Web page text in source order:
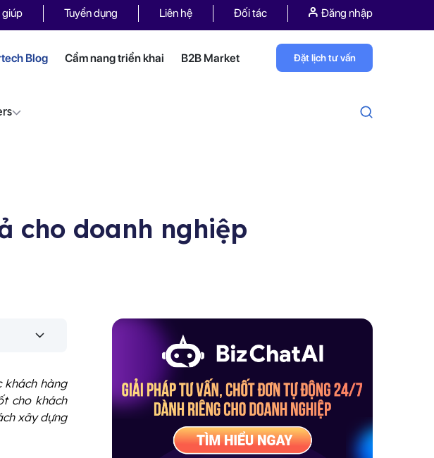
giúp Tuyển dụng Liên hệ Đối tác Đăng nhập
Blog Cẩm nang triển khai B2B Market Đặt lịch tư vấn
cho doanh nghiệp
khách hàng
cho khách
xây dựng